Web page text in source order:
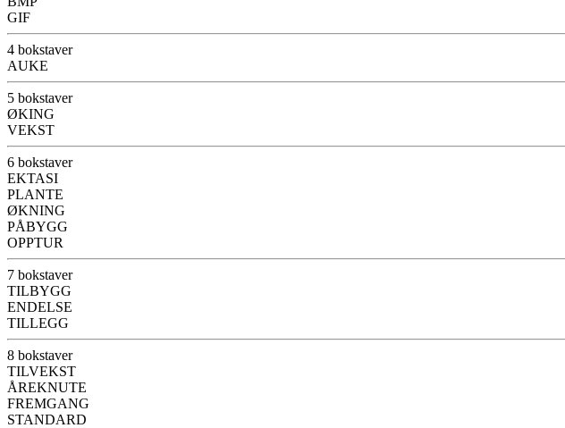
GIF
4 bokstaver
AUKE
5 bokstaver
ØKING
VEKST
6 bokstaver
EKTASI
PLANTE
ØKNING
PÅBYGG
OPPTUR
7 bokstaver
TILBYGG
ENDELSE
TILLEGG
8 bokstaver
TILVEKST
ÅREKNUTE
FREMGANG
STANDARD